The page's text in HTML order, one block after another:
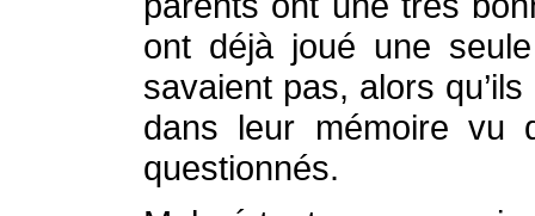
ont déjà joué une
savaient pas, alors
dans leur mémoire vu
questionnés.